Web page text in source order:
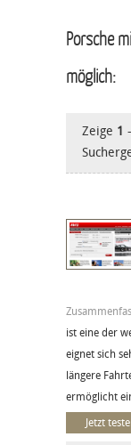
Porsche
möglich:
Zeige 1 -
ist eine der
eignet sich
längere
ermöglicht
Jetzt